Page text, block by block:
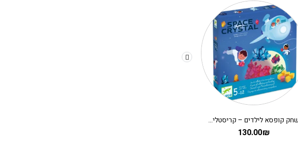
משחק קופסא לילדים – קריסטלים בחלל
130.00₪